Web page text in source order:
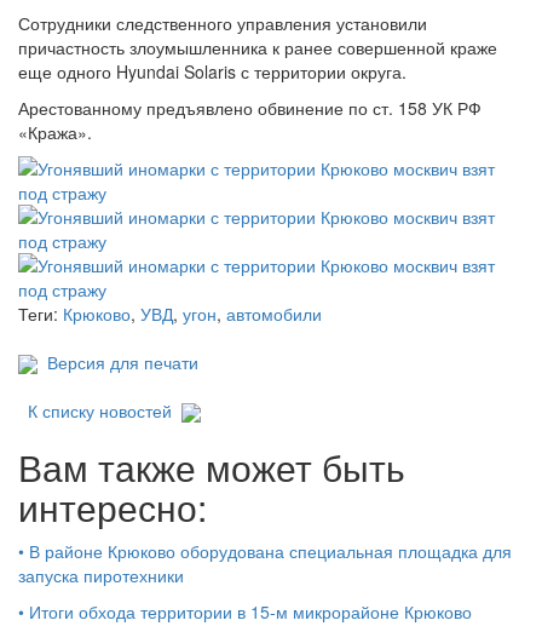
Сотрудники следственного управления установили
причастность злоумышленника к ранее совершенной краже
еще одного Hyundai Solaris с территории округа.
Арестованному предъявлено обвинение по ст. 158 УК РФ
«Кража».
Теги: Крюково, УВД, угон, автомобили
Версия для печати
К списку новостей
Вам также может быть
интересно:
• В районе Крюково оборудована специальная площадка для
запуска пиротехники
• Итоги обхода территории в 15‑м микрорайоне Крюково